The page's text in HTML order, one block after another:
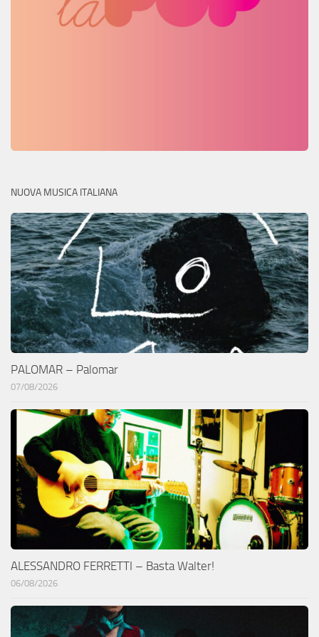
NUOVA MUSICA ITALIANA
PALOMAR – Palomar
07/08/2026
ALESSANDRO FERRETTI – Basta Walter!
06/08/2026